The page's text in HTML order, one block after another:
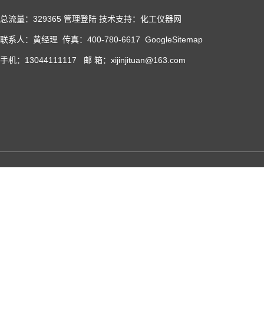
总流量：329365 管理登陆 技术支持：化工仪器网
联系人：黄经理 传真：400-780-6617 GoogleSitemap
手机：13044111117 邮 箱：xijinjituan@163.com